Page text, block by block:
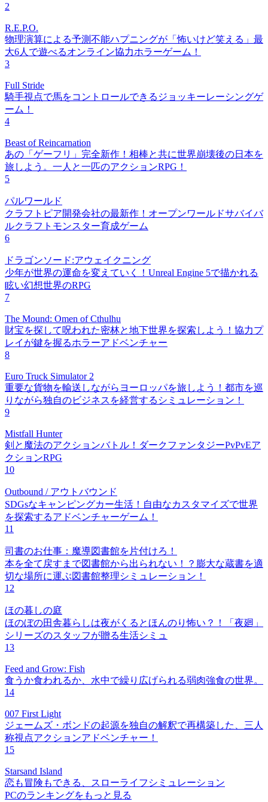
2
R.E.P.O.
物理演算による予測不能ハプニングが「怖いけど笑える」最
大6人で遊べるオンライン協力ホラーゲーム！
3
Full Stride
騎手視点で馬をコントロールできるジョッキーレーシングゲ
ーム！
4
Beast of Reincarnation
あの「ゲーフリ」完全新作！相棒と共に世界崩壊後の日本を
旅しよう。一人と一匹のアクションRPG！
5
パルワールド
クラフトピア開発会社の最新作！オープンワールドサバイバ
ルクラフトモンスター育成ゲーム
6
ドラゴンソード:アウェイクニング
少年が世界の運命を変えていく！Unreal Engine 5で描かれる
眩い幻想世界のRPG
7
The Mound: Omen of Cthulhu
財宝を探して呪われた密林と地下世界を探索しよう！協力プ
レイが鍵を握るホラーアドベンチャー
8
Euro Truck Simulator 2
重要な貨物を輸送しながらヨーロッパを旅しよう！都市を巡
りながら独自のビジネスを経営するシミュレーション！
9
Mistfall Hunter
剣と魔法のアクションバトル！ダークファンタジーPvPvEア
クションRPG
10
Outbound / アウトバウンド
SDGsなキャンピングカー生活！自由なカスタマイズで世界
を探索するアドベンチャーゲーム！
11
司書のお仕事：魔導図書館を片付けろ！
本を全て戻すまで図書館から出られない！？膨大な蔵書を適
切な場所に運ぶ図書館整理シミュレーション！
12
ほの暮しの庭
ほのぼの田舎暮らしは夜がくるとほんのり怖い？！「夜廻」
シリーズのスタッフが贈る生活シミュ
13
Feed and Grow: Fish
食うか食われるか、水中で繰り広げられる弱肉強食の世界。
14
007 First Light
ジェームズ・ボンドの起源を独自の解釈で再構築した、三人
称視点アクションアドベンチャー！
15
Starsand Island
恋も冒険もできる、スローライフシミュレーション
PCのランキングをもっと見る